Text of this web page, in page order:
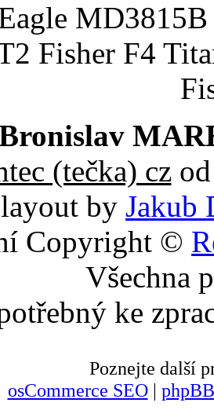
Fisher F4
(tečka) czod
by Jakub
Copyright ©
Všechna
ke
Poznejte další
osCommerce SEO|